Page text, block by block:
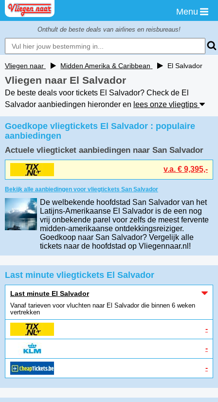
Menu
Onthult de beste deals van airlines en reisbureaus!
Vliegen naar Midden Amerika & Caribbean El Salvador
Vliegen naar El Salvador
De beste deals voor tickets El Salvador? Check de El
Salvador aanbiedingen hieronder en lees onze vliegtips
Goedkope vliegtickets El Salvador : populaire
aanbiedingen
Actuele vliegticket aanbiedingen naar San Salvador
v.a. € 9,395,-
Bekijk alle aanbiedingen voor vliegtickets San Salvador
De welbekende hoofdstad San Salvador van het
Latijns-Amerikaanse El Salvador is de een nog
vrij onbekende parel voor zelfs de meest fervente
midden-amerikaanse ontdekkingsreiziger.
Goedkoop naar San Salvador? Vergelijk alle
tickets naar de hoofdstad op Vliegennaar.nl!
Last minute vliegtickets El Salvador
Last minute El Salvador
Vanaf tarieven voor vluchten naar El Salvador die binnen 6 weken
vertrekken
-
-
-